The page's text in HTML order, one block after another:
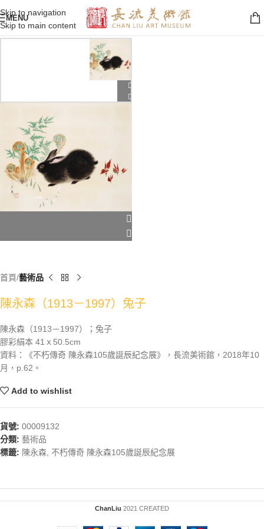
Skip to navigation
Skip to main content
MENU
首頁 藝術品
陳永森（1913－1997）兔子
陳永森（1913－1997）；兔子
膠彩絹本 41ｘ50.5cm
資料：《不朽傳奇 陳永森105歲誕辰紀念展》，長流美術館，2018年10
月，p.62。
Add to wishlist
貨號: 00009132
分類: 藝術品
標籤: 陳永森 不朽傳奇 陳永森105歲誕辰紀念展
ChanLiu 2021 CREATED